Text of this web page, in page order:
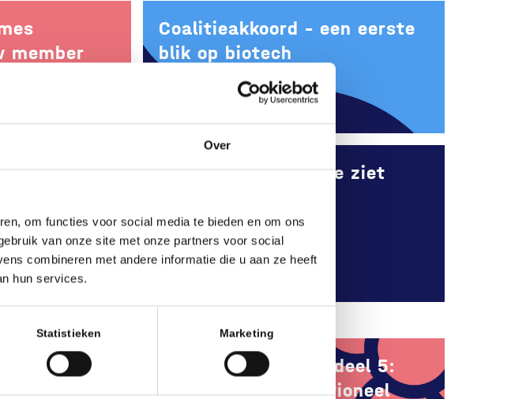
Over
om functies voor social media te bieden en om ons
van onze site met onze partners voor social
combineren met andere informatie die u aan ze heeft
hun services.
Statistieken Marketing
member
Coalitieakkoord – een eerste
blik op biotech
3 februari 2026
vaker tot
Europese Commissie ziet
biotechnologie
28 januari 2026
bij
gas erop
3%-R&D Actieplan, deel 5:
Mobiliseren institutioneel